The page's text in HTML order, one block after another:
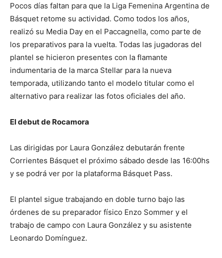
Pocos días faltan para que la Liga Femenina Argentina de
Básquet retome su actividad. Como todos los años,
realizó su Media Day en el Paccagnella, como parte de
los preparativos para la vuelta. Todas las jugadoras del
plantel se hicieron presentes con la flamante
indumentaria de la marca Stellar para la nueva
temporada, utilizando tanto el modelo titular como el
alternativo para realizar las fotos oficiales del año.
El debut de Rocamora
Las dirigidas por Laura González debutarán frente
Corrientes Básquet el próximo sábado desde las 16:00hs
y se podrá ver por la plataforma Básquet Pass.
El plantel sigue trabajando en doble turno bajo las
órdenes de su preparador físico Enzo Sommer y el
trabajo de campo con Laura González y su asistente
Leonardo Domínguez.